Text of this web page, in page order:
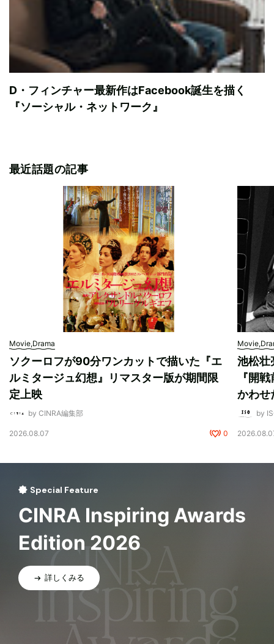
D・フィンチャー最新作はFacebook誕生を描く
『ソーシャル・ネットワーク』
最近話題の記事
Movie,Drama
ソクーロフが90分ワンカットで描いた『エ
ルミタージュ幻想』リマスター版が期間限
定上映
by CINRA編集部
2026.08.07 0
池松壮
『開
かわせ
by
Special Feature
CINRA Inspiring Awards
Edition 2026
詳しくみる